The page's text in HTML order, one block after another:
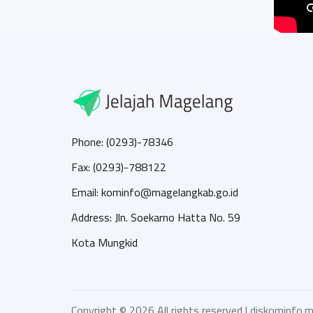
Phone: (0293)-78346
Fax: (0293)-788122
Email: kominfo@magelangkab.go.id
Address: Jln. Soekarno Hatta No. 59
Kota Mungkid